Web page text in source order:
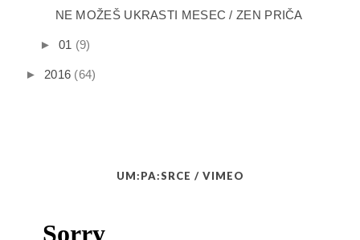
NE MOŽEŠ UKRASTI MESEC / ZEN PRIČA
► 01 (9)
► 2016 (64)
UM:PA:SRCE / VIMEO